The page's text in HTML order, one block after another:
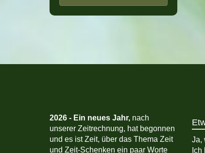
2026 - Ein neues Jahr, nach
unserer Zeitrechnung, hat begonnen
und es ist Zeit, über das Thema Zeit
und Zeit-Schenken ein paar Worte
Ja,